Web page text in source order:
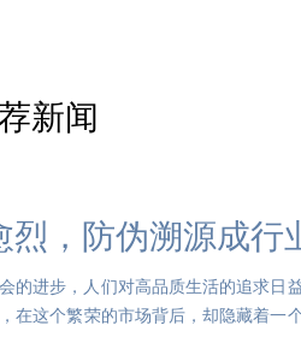
新闻
烈，防伪溯源成行
的进步，人们对高品质生活的追求日
在这个繁荣的市场背后，却隐藏着